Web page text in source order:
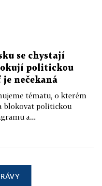
se chystají
politickou
nečekaná
tématu, o kterém
blokovat politickou
a...